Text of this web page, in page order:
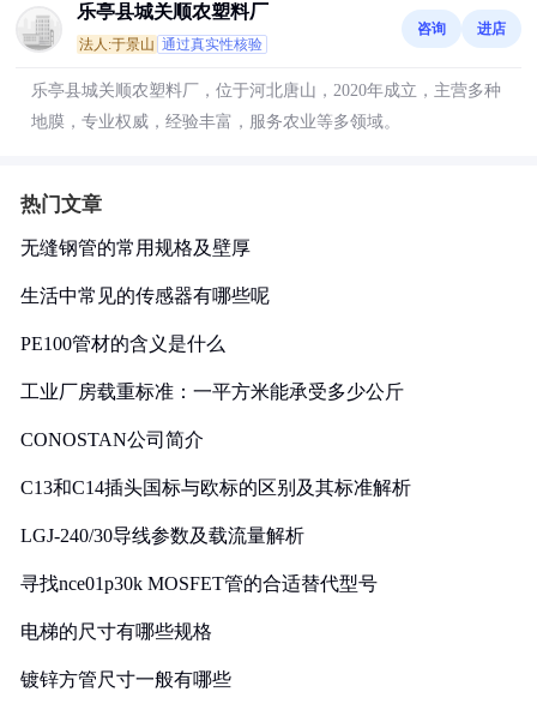
乐亭县城关顺农塑料厂
法人:于景山 通过真实性核验
咨询 进店
乐亭县城关顺农塑料厂，位于河北唐山，2020年成立，主营多种
地膜，专业权威，经验丰富，服务农业等多领域。
热门文章
无缝钢管的常用规格及壁厚
生活中常见的传感器有哪些呢
PE100管材的含义是什么
工业厂房载重标准：一平方米能承受多少公斤
CONOSTAN公司简介
C13和C14插头国标与欧标的区别及其标准解析
LGJ-240/30导线参数及载流量解析
寻找nce01p30k MOSFET管的合适替代型号
电梯的尺寸有哪些规格
镀锌方管尺寸一般有哪些